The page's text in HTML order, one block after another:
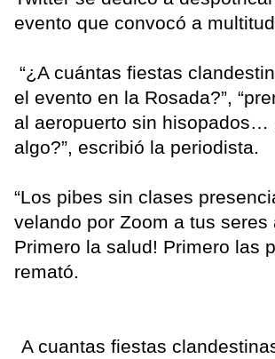
evento que convocó a
“¿A cuántas fiestas
el evento en la Rosada?”,
al aeropuerto sin hisopados…
algo?”, escribió la periodista.
“Los pibes sin clases
velando por Zoom a tus seres
Primero la salud! Primero las
remató.
A cuantas fiestas